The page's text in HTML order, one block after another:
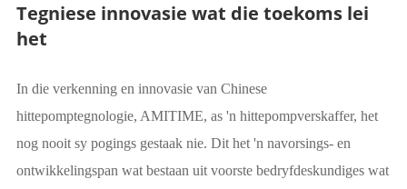
Tegniese innovasie wat die toekoms lei
het
In die verkenning en innovasie van Chinese
hittepomptegnologie, AMITIME, as 'n hittepompverskaffer, het
nog nooit sy pogings gestaak nie. Dit het 'n navorsings- en
ontwikkelingspan wat bestaan uit voorste bedryfdeskundiges wat